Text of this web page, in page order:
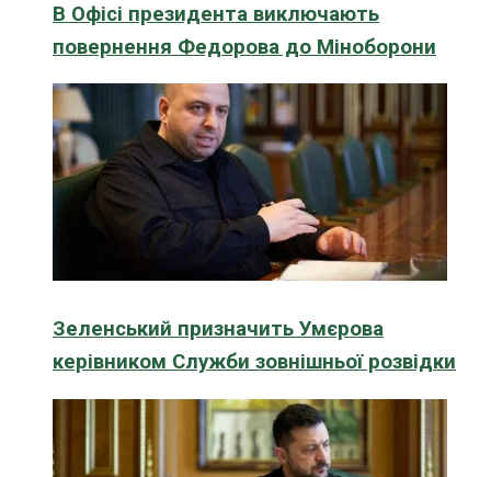
В Офісі президента виключають
повернення Федорова до Міноборони
Зеленський призначить Умєрова
керівником Служби зовнішньої розвідки